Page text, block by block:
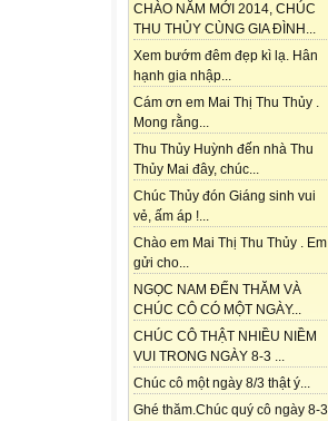
CHÀO NĂM MỚI 2014, CHÚC
THU THỦY CÙNG GIA ĐÌNH...
Xem bướm đêm đẹp kì lạ. Hân
hạnh gia nhập...
Cám ơn em Mai Thị Thu Thủy .
Mong rằng...
Thu Thủy Huỳnh đến nhà Thu
Thủy Mai đây, chúc...
Chúc Thủy đón Giáng sinh vui
vẻ, ấm áp !...
Chào em Mai Thị Thu Thủy . Em
gửi cho...
NGỌC NAM ĐẾN THĂM VÀ
CHÚC CÔ CÓ MỘT NGÀY...
CHÚC CÔ THẬT NHIỀU NIỀM
VUI TRONG NGÀY 8-3 ...
Chúc cô một ngày 8/3 thật ý...
Ghé thăm.Chúc quý cô ngày 8-3